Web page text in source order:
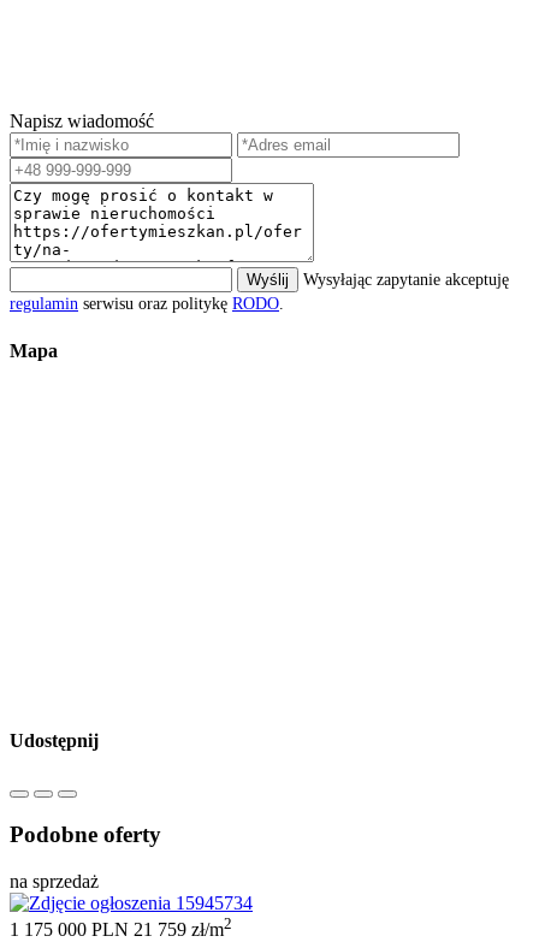
Napisz wiadomość
Wyślij
Wysyłając zapytanie akceptuję
regulamin serwisu oraz politykę RODO.
Mapa
Udostępnij
Podobne oferty
na sprzedaż
1 175 000 PLN 21 759 zł/m2